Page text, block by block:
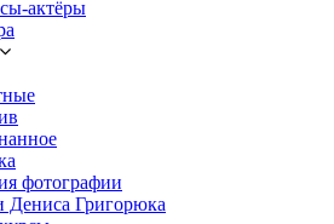
актёры
фотографии
Дениса Григорюка